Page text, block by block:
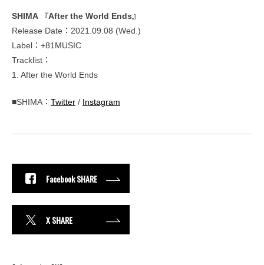
SHIMA 『After the World Ends』
Release Date：2021.09.08 (Wed.)
Label：+81MUSIC
Tracklist：
1. After the World Ends
■SHIMA： Twitter / Instagram
Facebook SHARE
X SHARE